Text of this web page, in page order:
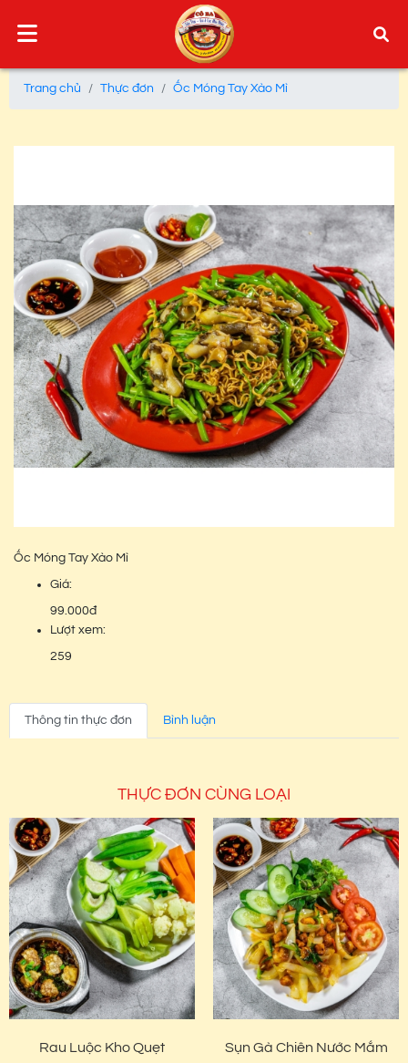
Trang chủ Thực đơn Ốc Móng Tay Xào Mì
Ốc Móng Tay Xào Mì
Giá:
99.000đ
Lượt xem:
259
Thông tin thực đơn Bình luận
THỰC ĐƠN CÙNG LOẠI
Rau Luộc Kho Quẹt
Sụn Gà Chiên Nước Mắm